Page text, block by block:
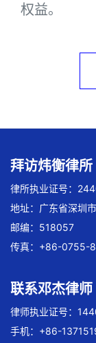
权益。
拜访炜衡律所
律所执业证号：
地址：广东省深圳
邮编：518057
传真：+86-0755-
联系邓杰律师
律师执业证号：
手机：+86-